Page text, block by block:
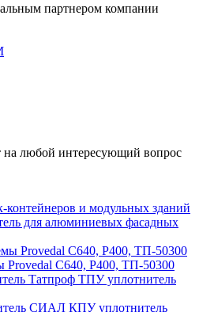
партнером компании
на любой интересующий вопрос
контейнеров и модульных зданий
для алюминиевых фасадных
Provedal С640, Р400, ТП-50300
ТПУ уплотнитель
КПУ уплотнитель